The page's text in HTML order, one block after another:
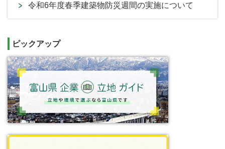
令和6年度春季建築物防災週間の実施について
ピックアップ